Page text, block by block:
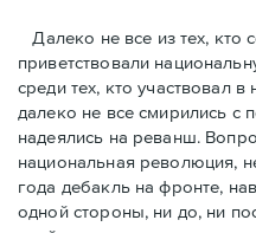
Далеко не все из тех, кто
приветствовали
среди тех, кто участвовал
далеко не все смирились с
надеялись на реванш.
национальная революция,
года дебакль на фронте,
одной стороны, ни до, ни